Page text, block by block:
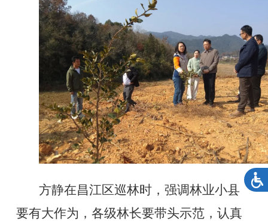
方静在昌江区巡林时，强调林业小县
要有大作为，各级林长要带头示范，认真